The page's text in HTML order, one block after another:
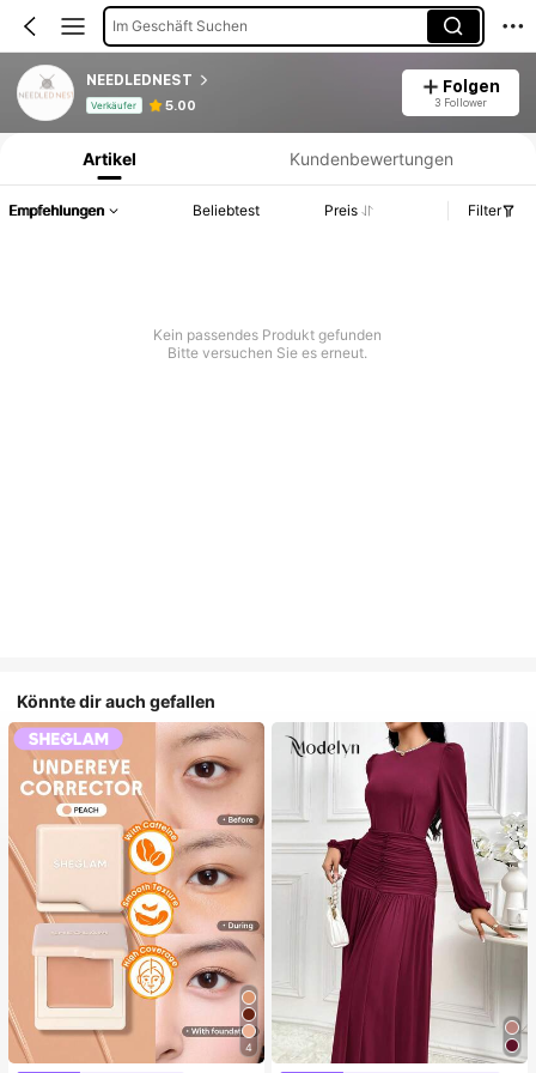
Im Geschäft Suchen
NEEDLEDNEST
Verkäufer 5.00
Folgen
3 Follower
Produktinformation: Preisangabe, Verkaufs- und Lagerbestandsdetails.
Artikel Kundenbewertungen
Empfehlungen Beliebtest Preis Filter
Kein passendes Produkt gefunden
Bitte versuchen Sie es erneut.
Könnte dir auch gefallen
4